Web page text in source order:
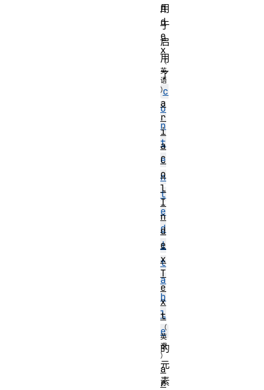
用
于
启
用
了
c
o
n
t
e
n
t
e
d
i
t
a
b
l
e
的
元
素
n
d
e
x
a
r
i
a
C
o
l
I
n
d
e
x
T
e
x
t
a
r